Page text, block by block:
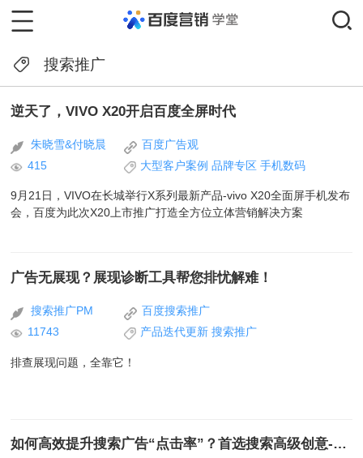
搜索推广
逆天了，VIVO X20开启百度全屏时代
朱晓雪&付晓晨
百度广告观
415
大型客户案例 品牌专区 手机数码
9月21日，VIVO在长城举行X系列最新产品-vivo X20全面屏手机发布
会，百度为此次X20上市推广打造全方位立体营销解决方案
广告无展现？展现诊断工具帮您排忧解难！
搜索推广PM
百度搜索推广
11743
产品迭代更新 搜索推广
排查展现问题，全靠它！
如何高效提升搜索广告“点击率”？首选搜索高级创意-图片类